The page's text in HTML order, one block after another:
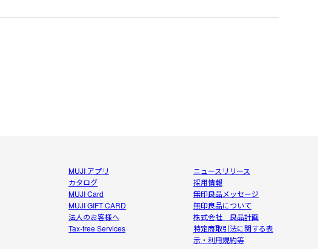
MUJI アプリ
カタログ
MUJI Card
MUJI GIFT CARD
法人のお客様へ
Tax-free Services
ニュースリリース
採用情報
無印良品メッセージ
無印良品について
株式会社 良品計画
特定商取引法に関する表
示・利用規約等